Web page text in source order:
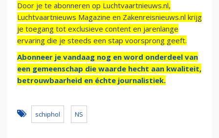
Door je te abonneren op Luchtvaartnieuws.nl,
Luchtvaartnieuws Magazine en Zakenreisnieuws.nl krijg
je toegang tot exclusieve content en jarenlange
ervaring die je steeds een stap voorsprong geeft.
Abonneer je vandaag nog en word onderdeel van
een gemeenschap die waarde hecht aan kwaliteit,
betrouwbaarheid en échte journalistiek.
schiphol NS